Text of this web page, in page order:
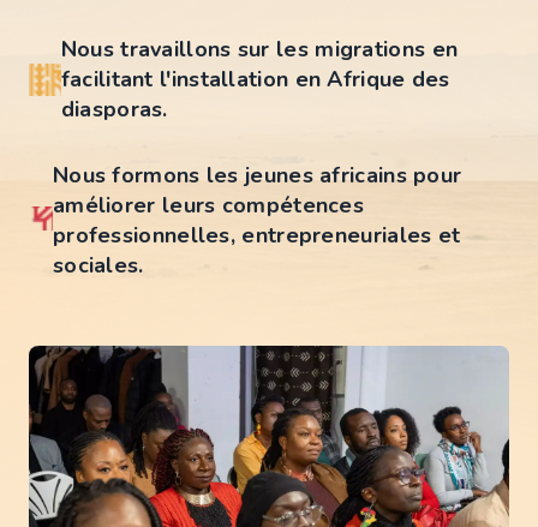
Nous travaillons sur les migrations en
facilitant l'installation en Afrique des
diasporas.
Nous formons les jeunes africains pour
améliorer leurs compétences
professionnelles, entrepreneuriales et
sociales.